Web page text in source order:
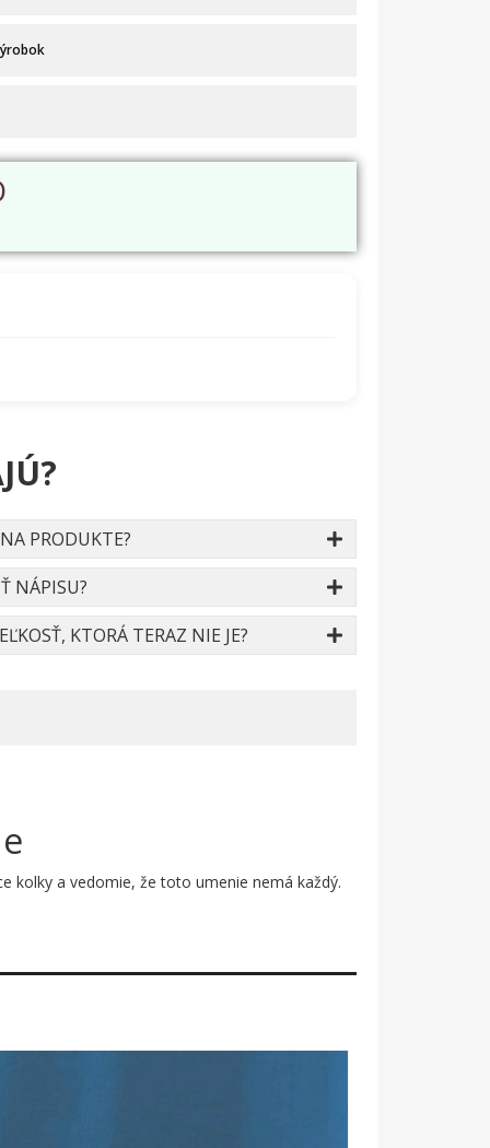
PRODUKTE?
NÁPISU?
KTORÁ TERAZ NIE JE?
kolky a vedomie, že toto umenie nemá každý.